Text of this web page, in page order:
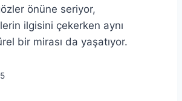
önüne seriyor,
ilgisini çekerken aynı
bir mirası da yaşatıyor.
5